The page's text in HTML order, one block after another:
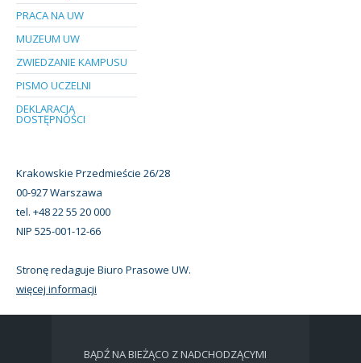
PRACA NA UW
MUZEUM UW
ZWIEDZANIE KAMPUSU
PISMO UCZELNI
DEKLARACJA
DOSTĘPNOŚCI
Krakowskie Przedmieście 26/28
00-927 Warszawa
tel. +48 22 55 20 000
NIP 525-001-12-66
Stronę redaguje Biuro Prasowe UW.
więcej informacji
BĄDŹ NA BIEŻĄCO Z NADCHODZĄCYMI